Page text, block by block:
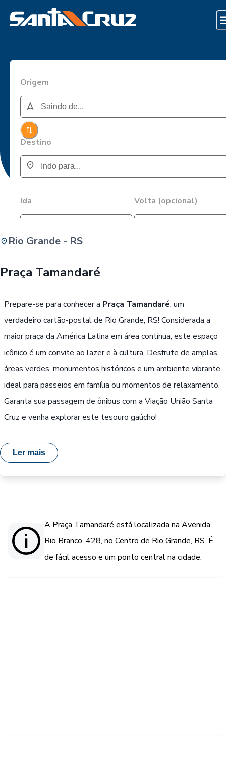
Origem
Destino
Ida Volta (opcional)
Rio Grande - RS
Praça Tamandaré
Prepare-se para conhecer a Praça Tamandaré, um
verdadeiro cartão-postal de Rio Grande, RS! Considerada a
maior praça da América Latina em área contínua, este espaço
icônico é um convite ao lazer e à cultura. Desfrute de amplas
áreas verdes, monumentos históricos e um ambiente vibrante,
ideal para passeios em família ou momentos de relaxamento.
Garanta sua passagem de ônibus com a Viação União Santa
Cruz e venha explorar este tesouro gaúcho!
Ler mais
A Praça Tamandaré está localizada na Avenida
Rio Branco, 428, no Centro de Rio Grande, RS. É
de fácil acesso e um ponto central na cidade.